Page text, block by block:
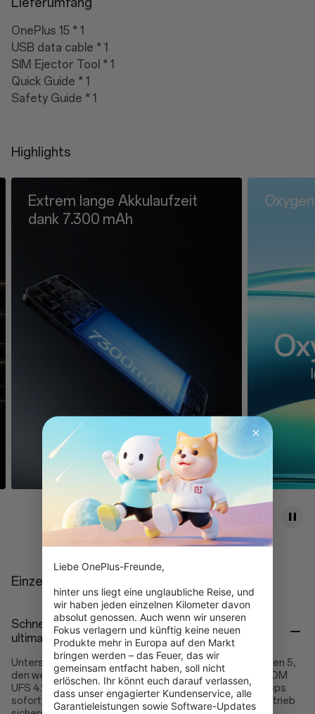
OnePlus 15 * 1
USB data cable * 1
SIM Ejector Tool * 1
Quick Guide * 1
Safety Guide * 1
Highlights
OxygenOS 16.0: Auf intelligente
Einzelheiten
Schnellste mobile CPU der Welt. Entwickelt für
ultimative Leistung
Unterstützt durch den neuesten Snapdragon® 8 Elite Gen 5,
den weltweit schnellsten RAM-LPDDR5X Ultra+- und ROM
UFS 4.1-Kapazitäten für Smartphones, werden deine Apps
sofort geöffnet und ein Gaming bei 120 fps im Dauerbetrieb
Liebe OnePlus-Freunde,
hinter uns liegt eine unglaubliche Reise, und
wir haben jeden einzelnen Kilometer davon
absolut genossen. Auch wenn wir unseren
Fokus verlagern und künftig keine neuen
Produkte mehr in Europa auf den Markt
bringen werden – das Feuer, das wir
gemeinsam entfacht haben, soll nicht
erlöschen. Ihr könnt euch darauf verlassen,
dass unser engagierter Kundenservice, alle
Garantieleistungen sowie Software-Updates